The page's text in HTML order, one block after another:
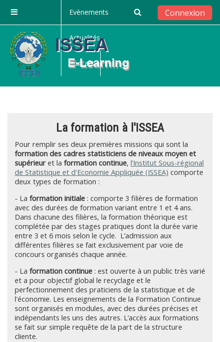
Panneau latéral
Evènements
Actualités
Contact
Connexion
La formation à l'ISSEA
Pour remplir ses deux premières missions qui sont la
formation des cadres statisticiens de niveaux moyen et
supérieur et la formation continue, l’Institut Sous-régional
de Statistique et d'Economie Appliquée (ISSEA) comporte
deux types de formation :
- La formation initiale : comporte 3 filières de formation
avec des durées de formation variant entre 1 et 4 ans.
Dans chacune des filières, la formation théorique est
complétée par des stages pratiques dont la durée varie
entre 3 et 6 mois selon le cycle. L’admission aux
différentes filières se fait exclusivement par voie de
concours organisés chaque année.
- La formation continue : est ouverte à un public très varié
et a pour objectif global le recyclage et le
perfectionnement des praticiens de la statistique et de
l'économie. Les enseignements de la Formation Continue
sont organisés en modules, avec des durées précises et
indépendants les uns des autres. L’accès aux formations
se fait sur simple requête de la part de la structure
cliente.